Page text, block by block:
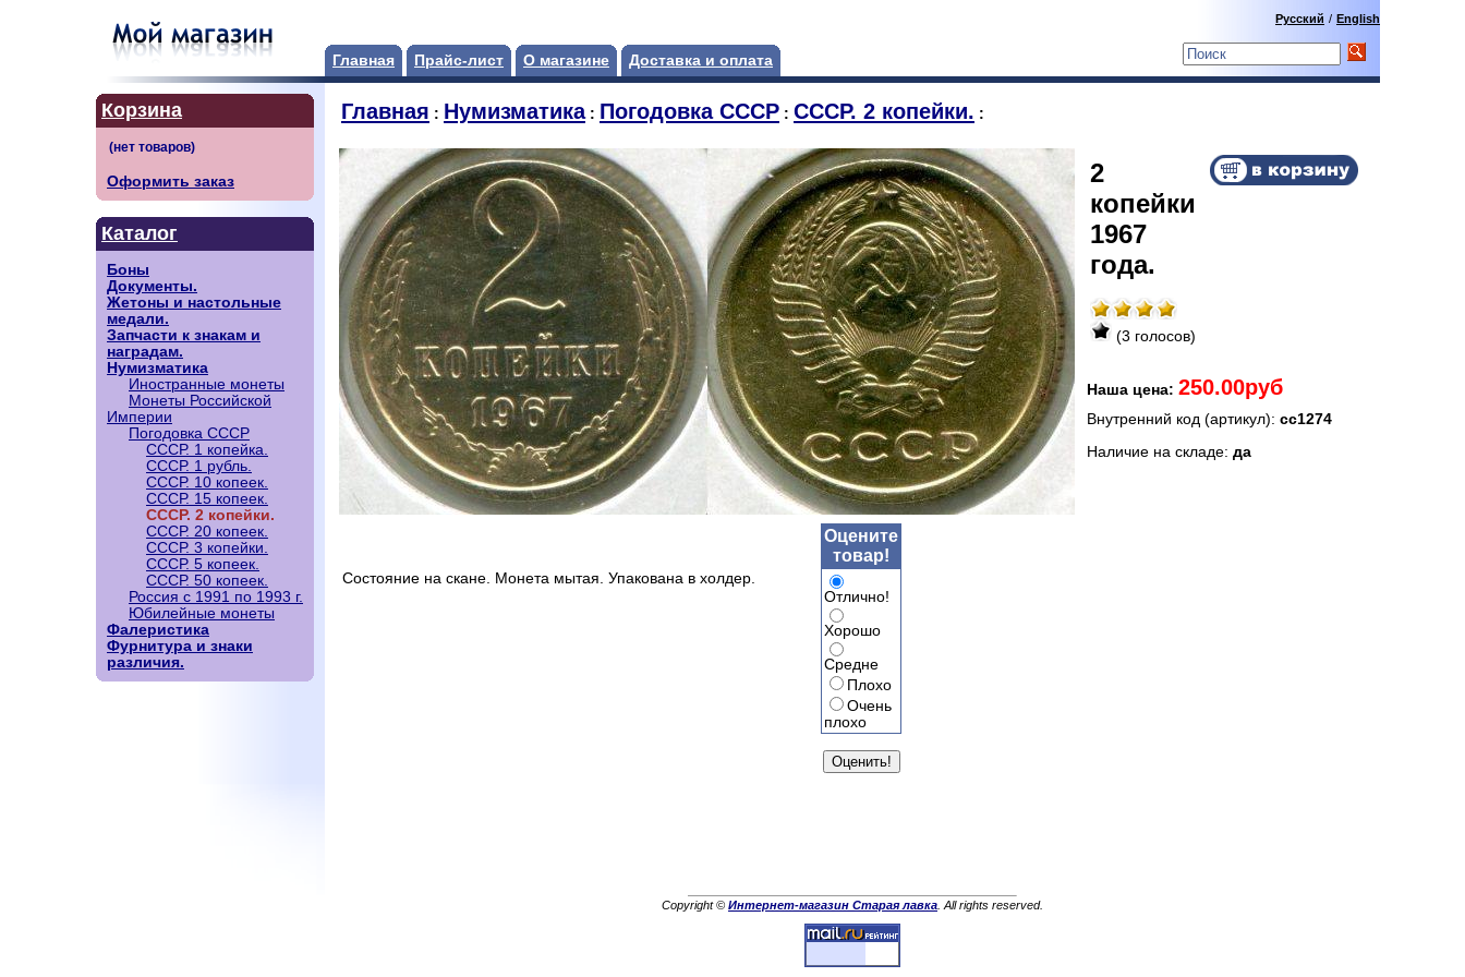
Главная Прайс-лист О магазине Доставка и оплата
Русский / English
Корзина
Оформить заказ
Каталог
Боны
Документы.
Жетоны и настольные
медали.
Запчасти к знакам и
наградам.
Нумизматика
Иностранные монеты
Монеты Российской
Империи
Погодовка СССР
СССР. 1 копейка.
СССР. 1 рубль.
СССР. 10 копеек.
СССР. 15 копеек.
СССР. 2 копейки.
СССР. 20 копеек.
СССР. 3 копейки.
СССР. 5 копеек.
СССР. 50 копеек.
Россия с 1991 по 1993 г.
Юбилейные монеты
Фалеристика
Фурнитура и знаки
различия.
Главная : Нумизматика: Погодовка СССР : СССР. 2 копейки. :
2
копейки
1967
года.
(3 голосов)
Наша цена: 250.00руб
Внутренний код (артикул): сс1274
Наличие на складе: да
Состояние на скане. Монета мытая. Упакована в холдер.
Оцените
товар!
Отлично!
Хорошо
Средне
Плохо
Очень
плохо
Copyright © Интернет-магазин Старая лавка . All rights reserved.